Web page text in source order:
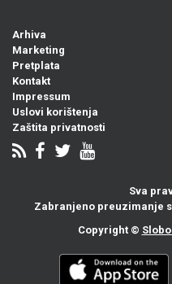
Arhiva
Marketing
Pretplata
Kontakt
Impressum
Uslovi korištenja
Zaštita privatnosti
Sva
Zabranjeno preuzimanje
Copyright ©